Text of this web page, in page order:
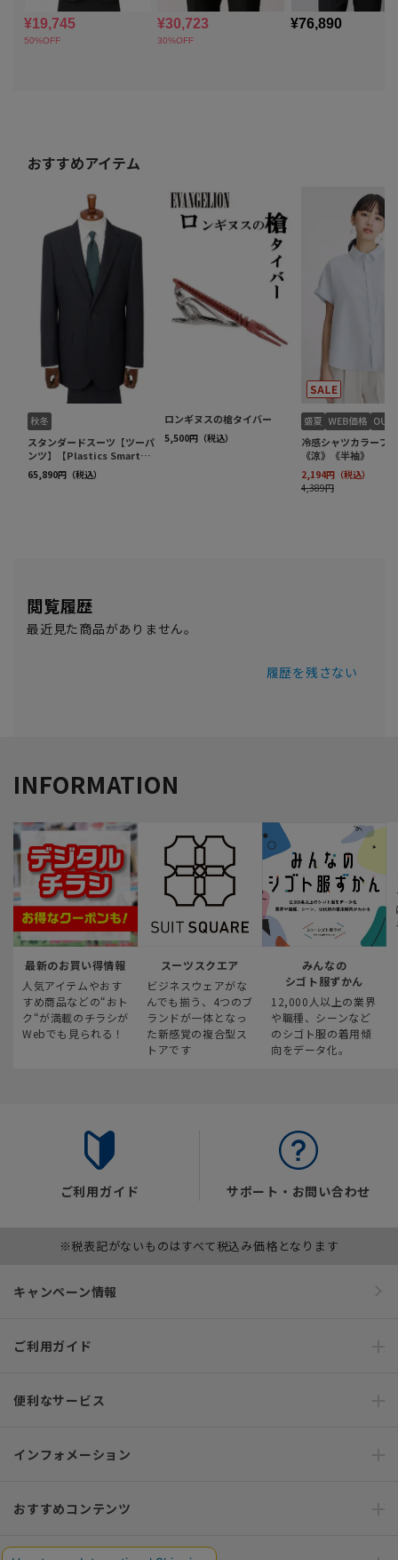
閲覧履歴
最近見た商品がありません。
履歴を残さない
INFORMATION
最新のお買い得情報
人気アイテムやおす
すめ商品などの“おト
ク“が満載のチラシが
Webでも見られる！
スーツスクエア
ビジネスウェアがな
んでも揃う、4つのブ
ランドが一体となっ
た新感覚の複合型ス
トアです
みんなの
シゴト服ずかん
12,000人以上の業界
や職種、シーンなど
のシゴト服の着用傾
向をデータ化。
ご利用ガイド サポート・お問い合わせ
※税表記がないものはすべて税込み価格となります
キャンペーン情報
ご利用ガイド
便利なサービス
インフォメーション
おすすめコンテンツ